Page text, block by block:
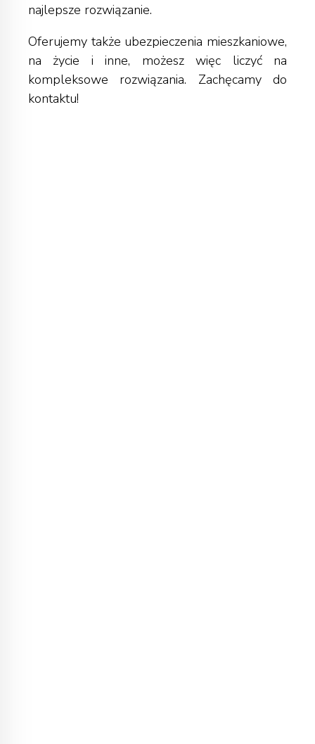
najlepsze rozwiązanie.
Oferujemy także ubezpieczenia mieszkaniowe,
na życie i inne, możesz więc liczyć na
kompleksowe rozwiązania. Zachęcamy do
kontaktu!